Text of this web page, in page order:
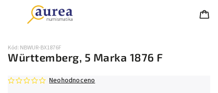
Württemberg, 5 Marka 1876 F
Kód: NBWUR-BX1876F
Neohodnoceno